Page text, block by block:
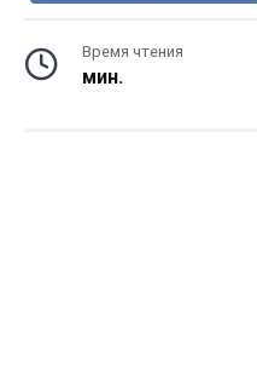
Время чтения
мин.